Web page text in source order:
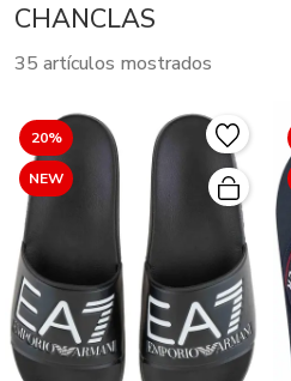
CHANCLAS
35 artículos mostrados
20%
NEW